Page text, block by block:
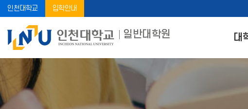
인천대학교 입학안내
일반대학원 대